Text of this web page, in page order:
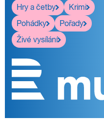
Hry a četby
Krimi
Pohádky
Pořady
Živé vysílání